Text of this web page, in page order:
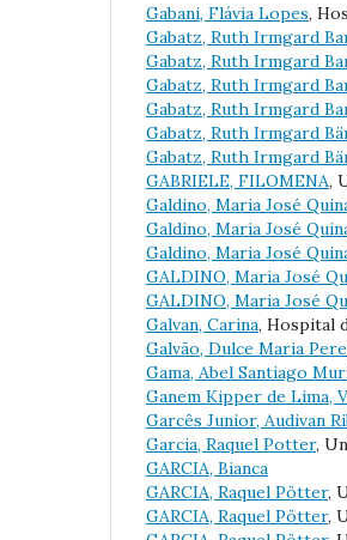
Gabani, Flávia Lopes,
Gabatz, Ruth Irmgard
Gabatz, Ruth Irmgard
Gabatz, Ruth Irmgard
Gabatz, Ruth Irmgard
Gabatz, Ruth Irmgard
Gabatz, Ruth Irmgard
GABRIELE, FILOMENA,
Galdino, Maria José
Galdino, Maria José
Galdino, Maria José
GALDINO, Maria José
GALDINO, Maria José
Galvan, Carina, Hospital
Galvão, Dulce Maria
Gama, Abel Santiago
Ganem Kipper de Lima,
Garcês Junior, Audivan
Garcia, Raquel Potter,
GARCIA, Bianca
GARCIA, Raquel Pötter,
GARCIA, Raquel Pötter,